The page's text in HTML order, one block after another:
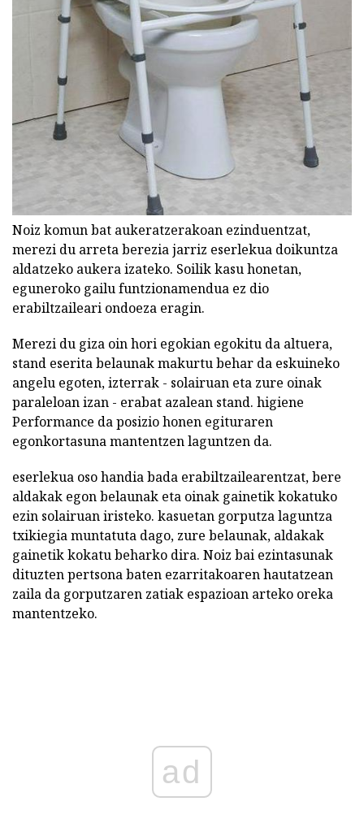
Noiz komun bat aukeratzerakoan ezinduentzat,
merezi du arreta berezia jarriz eserlekua doikuntza
aldatzeko aukera izateko. Soilik kasu honetan,
eguneroko gailu funtzionamendua ez dio
erabiltzaileari ondoeza eragin.
Merezi du giza oin hori egokian egokitu da altuera,
stand eserita belaunak makurtu behar da eskuineko
angelu egoten, izterrak - solairuan eta zure oinak
paraleloan izan - erabat azalean stand. higiene
Performance da posizio honen egituraren
egonkortasuna mantentzen laguntzen da.
eserlekua oso handia bada erabiltzailearentzat, bere
aldakak egon belaunak eta oinak gainetik kokatuko
ezin solairuan iristeko. kasuetan gorputza laguntza
txikiegia muntatuta dago, zure belaunak, aldakak
gainetik kokatu beharko dira. Noiz bai ezintasunak
dituzten pertsona baten ezarritakoaren hautatzean
zaila da gorputzaren zatiak espazioan arteko oreka
mantentzeko.
ad